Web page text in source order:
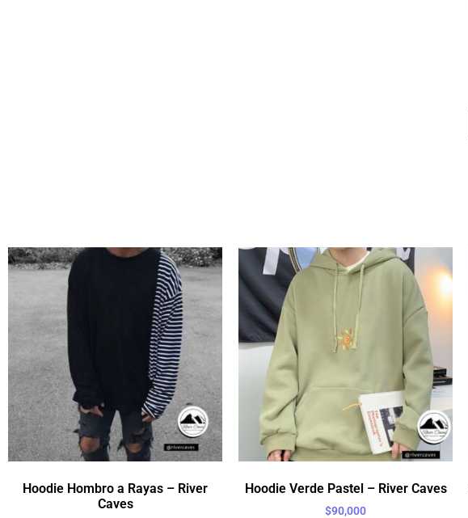
Hoodie Hombro a Rayas – River
Caves
Hoodie Verde Pastel – River Caves
$90,000